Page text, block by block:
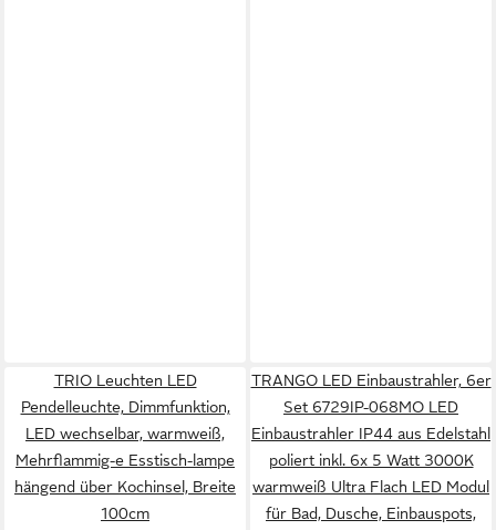
TRIO Leuchten LED
Pendelleuchte, Dimmfunktion,
LED wechselbar, warmweiß,
Mehrflammig-e Esstisch-lampe
hängend über Kochinsel, Breite
100cm
TRANGO LED Einbaustrahler, 6er
Set 6729IP-068MO LED
Einbaustrahler IP44 aus Edelstahl
poliert inkl. 6x 5 Watt 3000K
warmweiß Ultra Flach LED Modul
für Bad, Dusche, Einbauspots,